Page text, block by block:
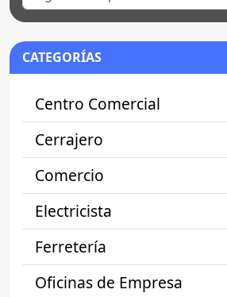
CATEGORÍAS
Centro Comercial
Cerrajero
Comercio
Electricista
Ferretería
Oficinas de Empresa